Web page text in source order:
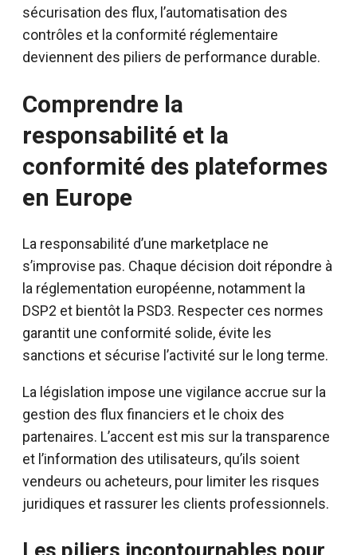
sécurisation des flux, l’automatisation des
contrôles et la conformité réglementaire
deviennent des piliers de performance durable.
Comprendre la
responsabilité et la
conformité des plateformes
en Europe
La responsabilité d’une marketplace ne
s’improvise pas. Chaque décision doit répondre à
la réglementation européenne, notamment la
DSP2 et bientôt la PSD3. Respecter ces normes
garantit une conformité solide, évite les
sanctions et sécurise l’activité sur le long terme.
La législation impose une vigilance accrue sur la
gestion des flux financiers et le choix des
partenaires. L’accent est mis sur la transparence
et l’information des utilisateurs, qu’ils soient
vendeurs ou acheteurs, pour limiter les risques
juridiques et rassurer les clients professionnels.